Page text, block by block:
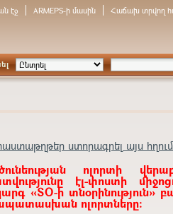
էջ ARMEPS-ի մասին Հաճախ տրվող
ստորագրել այս
ոլորտի
էլ-փոստի
«ՏՕ-ի տնօրինություն»
ոլորտները: